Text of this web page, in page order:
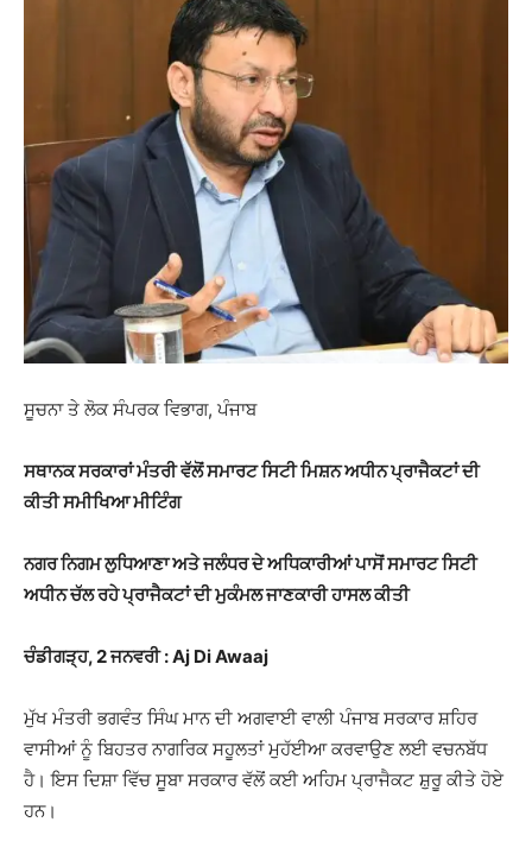
ਸੂਚਨਾ ਤੇ ਲੋਕ ਸੰਪਰਕ ਵਿਭਾਗ, ਪੰਜਾਬ
ਸਥਾਨਕ ਸਰਕਾਰਾਂ ਮੰਤਰੀ ਵੱਲੋਂ ਸਮਾਰਟ ਸਿਟੀ ਮਿਸ਼ਨ ਅਧੀਨ ਪ੍ਰਾਜੈਕਟਾਂ ਦੀ
ਕੀਤੀ ਸਮੀਖਿਆ ਮੀਟਿੰਗ
ਨਗਰ ਨਿਗਮ ਲੁਧਿਆਣਾ ਅਤੇ ਜਲੰਧਰ ਦੇ ਅਧਿਕਾਰੀਆਂ ਪਾਸੋਂ ਸਮਾਰਟ ਸਿਟੀ
ਅਧੀਨ ਚੱਲ ਰਹੇ ਪ੍ਰਾਜੈਕਟਾਂ ਦੀ ਮੁਕੰਮਲ ਜਾਣਕਾਰੀ ਹਾਸਲ ਕੀਤੀ
ਚੰਡੀਗੜ੍ਹ, 2 ਜਨਵਰੀ : Aj Di Awaaj
ਮੁੱਖ ਮੰਤਰੀ ਭਗਵੰਤ ਸਿੰਘ ਮਾਨ ਦੀ ਅਗਵਾਈ ਵਾਲੀ ਪੰਜਾਬ ਸਰਕਾਰ ਸ਼ਹਿਰ
ਵਾਸੀਆਂ ਨੂੰ ਬਿਹਤਰ ਨਾਗਰਿਕ ਸਹੂਲਤਾਂ ਮੁਹੱਈਆ ਕਰਵਾਉਣ ਲਈ ਵਚਨਬੱਧ
ਹੈ। ਇਸ ਦਿਸ਼ਾ ਵਿੱਚ ਸੂਬਾ ਸਰਕਾਰ ਵੱਲੋਂ ਕਈ ਅਹਿਮ ਪ੍ਰਾਜੈਕਟ ਸ਼ੁਰੂ ਕੀਤੇ ਹੋਏ
ਹਨ।